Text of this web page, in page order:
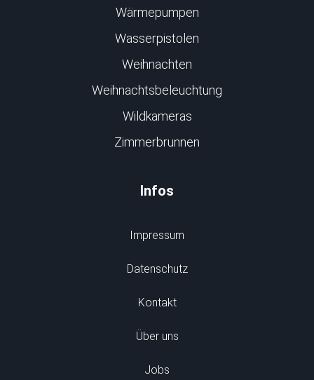
Wärmepumpen
Wasserpistolen
Weihnachten
Weihnachtsbeleuchtung
Wildkameras
Zimmerbrunnen
Infos
Impressum
Datenschutz
Kontakt
Über uns
Jobs